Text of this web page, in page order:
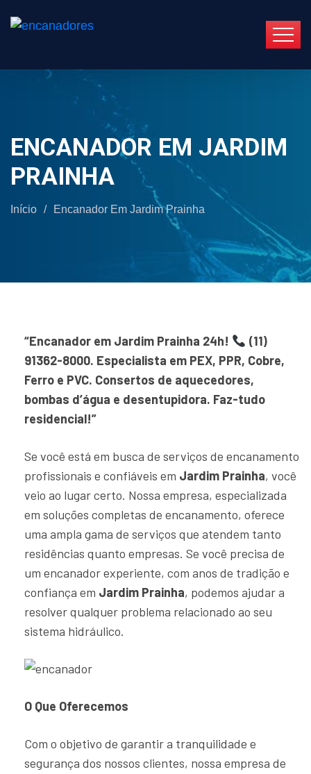
ENCANADOR EM JARDIM
PRAINHA
Início / Encanador Em Jardim Prainha
“Encanador em Jardim Prainha 24h!
(11)
91362-8000. Especialista em PEX, PPR, Cobre,
Ferro e PVC. Consertos de aquecedores,
bombas d’água e desentupidora. Faz-tudo
residencial!”
Se você está em busca de serviços de encanamento
profissionais e confiáveis em Jardim Prainha, você
veio ao lugar certo. Nossa empresa, especializada
em soluções completas de encanamento, oferece
uma ampla gama de serviços que atendem tanto
residências quanto empresas. Se você precisa de
um encanador experiente, com anos de tradição e
confiança em Jardim Prainha, podemos ajudar a
resolver qualquer problema relacionado ao seu
sistema hidráulico.
O Que Oferecemos
Com o objetivo de garantir a tranquilidade e
segurança dos nossos clientes, nossa empresa de